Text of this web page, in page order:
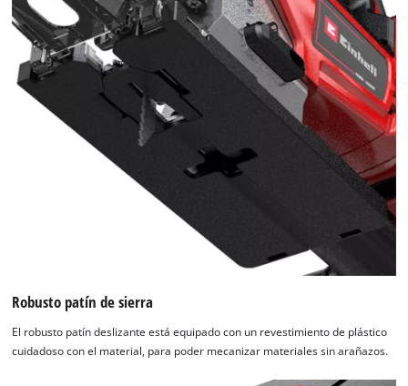
Robusto patín de sierra
El robusto patín deslizante está equipado con un revestimiento de plástico
cuidadoso con el material, para poder mecanizar materiales sin arañazos.